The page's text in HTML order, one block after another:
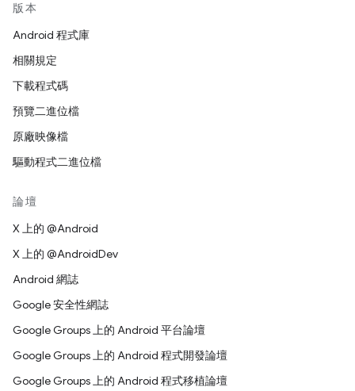
版本
Android 程式庫
相關規定
下載程式碼
預覽二進位檔
原廠映像檔
驅動程式二進位檔
論壇
X 上的 @Android
X 上的 @AndroidDev
Android 網誌
Google 安全性網誌
Google Groups 上的 Android 平台論壇
Google Groups 上的 Android 程式開發論壇
Google Groups 上的 Android 程式移植論壇